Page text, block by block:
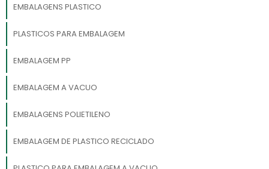
EMBALAGENS PLASTICO
PLASTICOS PARA EMBALAGEM
EMBALAGEM PP
EMBALAGEM A VACUO
EMBALAGENS POLIETILENO
EMBALAGEM DE PLASTICO RECICLADO